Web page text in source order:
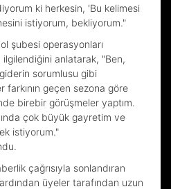
ki herkesin, 'Bu kelimesi
istiyorum, bekliyorum."
şubesi operasyonları
ilgilendiğini anlatarak, "Ben,
sorumlusu gibi
geçen sezona göre
birebir görüşmeler yaptım.
çok büyük gayretim ve
istiyorum."
çağrısıyla sonlandıran
üyeler tarafından uzun